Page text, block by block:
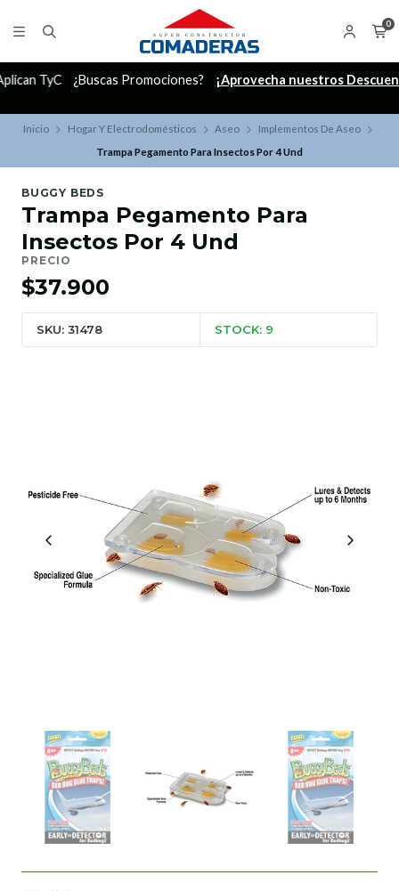
0
¿Buscas Promociones? ¡Aprovecha nuestros Descuentazos!
Inicio Hogar Y Electrodomésticos Aseo
Implementos De Aseo
Trampa Pegamento Para Insectos Por 4 Und
BUGGY BEDS
Trampa Pegamento Para
Insectos Por 4 Und
PRECIO
$37.900
SKU: 31478 STOCK: 9